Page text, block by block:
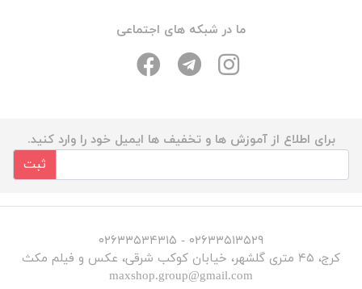
ما در شبکه های اجتماعی
برای اطلاع از آموزش ها و تخفیف ها ایمیل خود را وارد کنید.
ثبت
۰۲۶۳۳۵۱۳۵۲۹ - ۰۲۶۳۳۵۳۴۳۱۵
کرج، ۴۵ متری گلشهر، خیابان کوکب شرقی، عکس و فیلم مکث
maxshop.group@gmail.com